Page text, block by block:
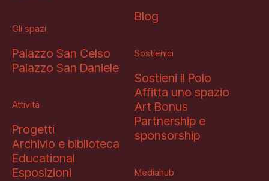
Gli spazi
Palazzo San Celso
Palazzo San Daniele
Attività
Progetti
Archivio e biblioteca
Educational
Esposizioni
Blog
Sostienici
Sostieni il Polo
Affitta uno spazio
Art Bonus
Partnership e
sponsorship
Mediahub